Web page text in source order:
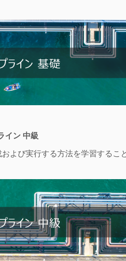
イン 中級
よび実行する方法を学習するこ